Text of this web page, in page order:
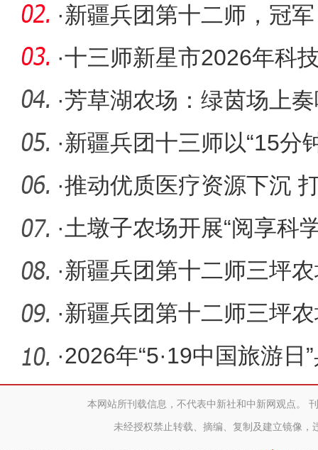
·新疆兵团第十二师，冠军
·十三师新星市2026年科
工作者日
·芳草湖农场：绿茵场上
·新疆兵团十三师以“15分
健康新
·推动优质医疗资源下沉
公里”
·土墩子农场开展“阅享科
普活
·新疆兵团第十二师三坪
农文旅融
·新疆兵团第十二师三坪
乌鲁木齐
·2026年“5·19中国旅游日
师兵地
本网站所刊载信息，不代表中新社和中新网观点。
未经授权禁止转载、摘编、复制及建立镜像，